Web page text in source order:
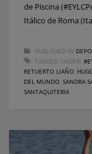
de Piscina
Itálico de Roma
PUBLISHED IN
TAGGED UNDER:
RETUERTO LIAÑO
DEL MUNDO SANDRA
SANTAQUITERIA